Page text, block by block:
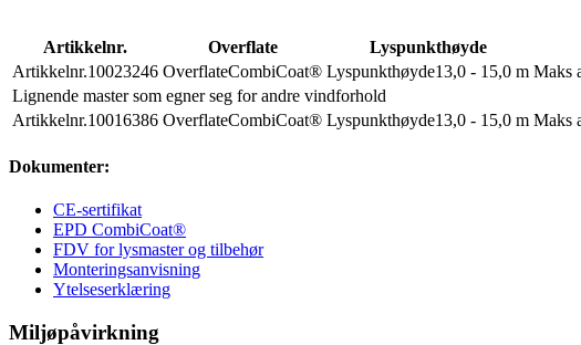
Artikkelnr.
Overflate Lyspunkthøyde
Artikkelnr.10023246 OverflateCombiCoat® Lyspunkthøyde13,0 - 15,0 m Maks
Lignende master som egner seg for andre vindforhold
Artikkelnr.10016386 OverflateCombiCoat® Lyspunkthøyde13,0 - 15,0 m Maks
Dokumenter:
CE-sertifikat
EPD CombiCoat®
FDV for lysmaster og tilbehør
Monteringsanvisning
Ytelseserklæring
Miljøpåvirkning